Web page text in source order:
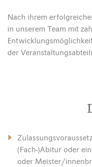
Nach ihrem
in unserem Team mit
der
(Fach-)Abitur oder
oder Meister/